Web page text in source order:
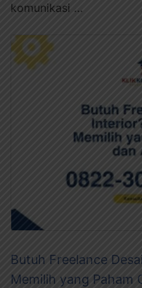
komunikasi …
Butuh Freelance
Memilih yang Paham